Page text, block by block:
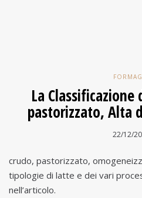
La
pastorizzato, Alta
22/12/
crudo, pastorizzato,
tipologie di latte e dei vari
nell’articolo.